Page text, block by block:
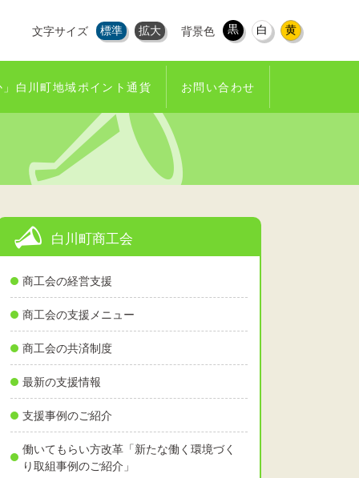
文字サイズ 標準 拡大 背景色 黒 白 黄
」白川町地域ポイント通貨 お問い合わせ
白川町商工会
商工会の経営支援
商工会の支援メニュー
商工会の共済制度
最新の支援情報
支援事例のご紹介
働いてもらい方改革「新たな働く環境づく
り取組事例のご紹介」